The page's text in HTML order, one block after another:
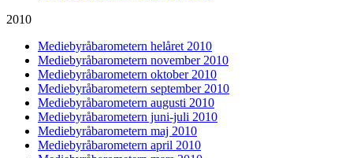
2010
Mediebyråbarometern helåret 2010
Mediebyråbarometern november 2010
Mediebyråbarometern oktober 2010
Mediebyråbarometern september 2010
Mediebyråbarometern augusti 2010
Mediebyråbarometern juni-juli 2010
Mediebyråbarometern maj 2010
Mediebyråbarometern april 2010